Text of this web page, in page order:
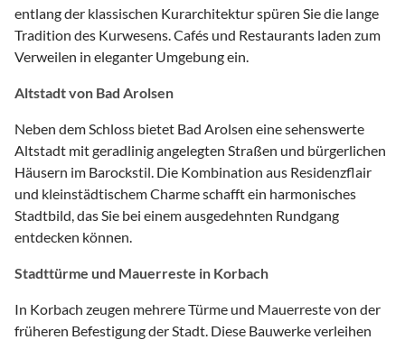
entlang der klassischen Kurarchitektur spüren Sie die lange
Tradition des Kurwesens. Cafés und Restaurants laden zum
Verweilen in eleganter Umgebung ein.
Altstadt von Bad Arolsen
Neben dem Schloss bietet Bad Arolsen eine sehenswerte
Altstadt mit geradlinig angelegten Straßen und bürgerlichen
Häusern im Barockstil. Die Kombination aus Residenzflair
und kleinstädtischem Charme schafft ein harmonisches
Stadtbild, das Sie bei einem ausgedehnten Rundgang
entdecken können.
Stadttürme und Mauerreste in Korbach
In Korbach zeugen mehrere Türme und Mauerreste von der
früheren Befestigung der Stadt. Diese Bauwerke verleihen